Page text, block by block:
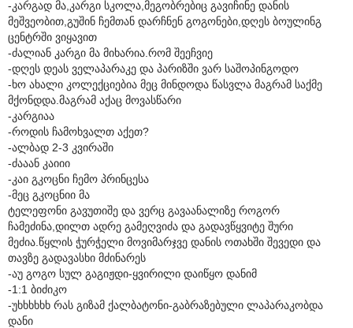
-კარგად მა,კარგი სკოლა,მეგობრებიც გავიჩინე დანის
მეშვეობით,გუშინ ჩემთან დარჩნენ გოგონები,დღეს ბოულინგ
ცენტრში ვიყავით
-ძალიან კარგი მა მიხარია.რომ შეეჩვიე
-დღეს დეას ველაპარაკე და პარიზში ვარ საშოპინგოდო
-ხო ახალი კოლექციებია მეც მინდოდა წასვლა მაგრამ საქმე
მქონდდა.მაგრამ აქაც მოვასწარი
-კარგიაა
-როდის ჩამოხვალთ აქეთ?
-ალბად 2-3 კვირაში
-ძააან კაიიი
-კაი გკოცნი ჩემო პრინცესა
-მეც გკოცნიი მა
ტელეფონი გავუთიშე და ვერც გავაანალიზე როგორ
ჩამეძინა,დილთ ადრე გამეღვიძა და გადავწყვიტე შური
მეძია.წყლის ჭურჭელი მოვიმარჯვე დანის ოთახში შევედი და
თავზე გადავასხი მძინარეს
-აუ გოგო სულ გაგიჟდი-ყვირილი დაიწყო დანიმ
-1:1 ბიძიკო
-უხხხხხხ რას გიზამ ქალბატონი-გაბრაზებული ლაპარაკობდა
დანი